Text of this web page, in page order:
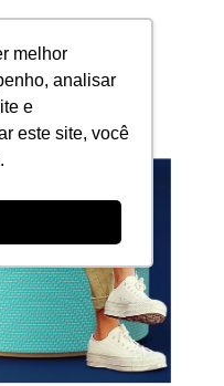
melhor
analisar
e
este site, você